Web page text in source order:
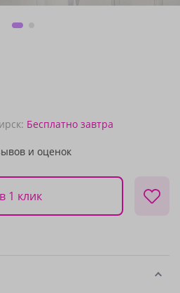
Бесплатно завтра
и оценок
1 клик